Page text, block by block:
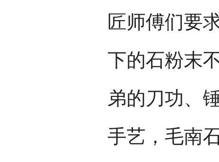
匠师傅们要
下的石粉末
弟的刀功、
手艺，毛南